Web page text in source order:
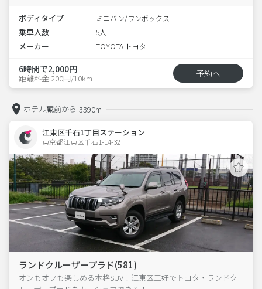
ボディタイプ ミニバン/ワンボックス
乗車人数 5人
メーカー TOYOTA トヨタ
6時間で2,000円
距離料金 200円/10km 予約へ
ホテル蔵前から 3390m
江東区千石1丁目ステーション
東京都江東区千石1-14-32
ランドクルーザープラド(581)
オンもオフも楽しめる本格SUV！江東区三好でトヨタ・ランドク